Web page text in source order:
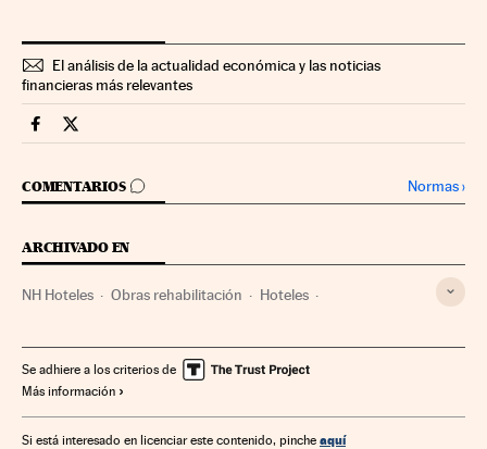
El análisis de la actualidad económica y las noticias
financieras más relevantes
Companias Cinco Días en Facebook
Companias Cinco Días en Twitter
COMENTARIOS
IR A LOS COMENTARIOS Normas›
ARCHIVADO EN
NH Hoteles Obras rehabilitación Hoteles
Turismo Urbanismo Finanzas
Se adhiere a los criterios de
Más información
Si está interesado en licenciar este contenido, pinche aquí